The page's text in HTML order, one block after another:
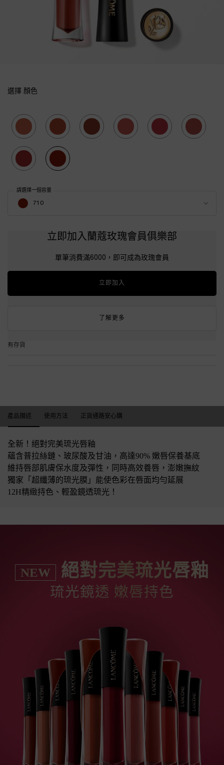
選擇 顏色
Selected
701, 1 of 8 Selected
702, 2 of 8 Selected
703, 3 of 8 Selected
706, 4 of 8 Selected
707, 5 of 8 Selected
708, 6 of 8
Selected
709, 7 of 8 Selected
710, 8 of 8
710
請選擇一個容量
立即加入蘭蔻玫瑰會員俱樂部
單筆消費滿6000，即可成為玫瑰會員
立即加入
了解更多
有存貨
產品描述
使用方法 正貨通路安心購
全新！絕對完美琉光唇釉
蘊含普拉絲鏈、玻尿酸及甘油，高達90% 嫩唇保養基底
維持唇部肌膚保水度及彈性，同時高效養唇，澎嫩撫紋
獨家「超纖薄的琉光膜」能使色彩在唇面均勻延展
12H精緻持色、輕盈鏡透琉光！
NEW 絕對完美琉光唇釉
琉光鏡透 嫩唇持色